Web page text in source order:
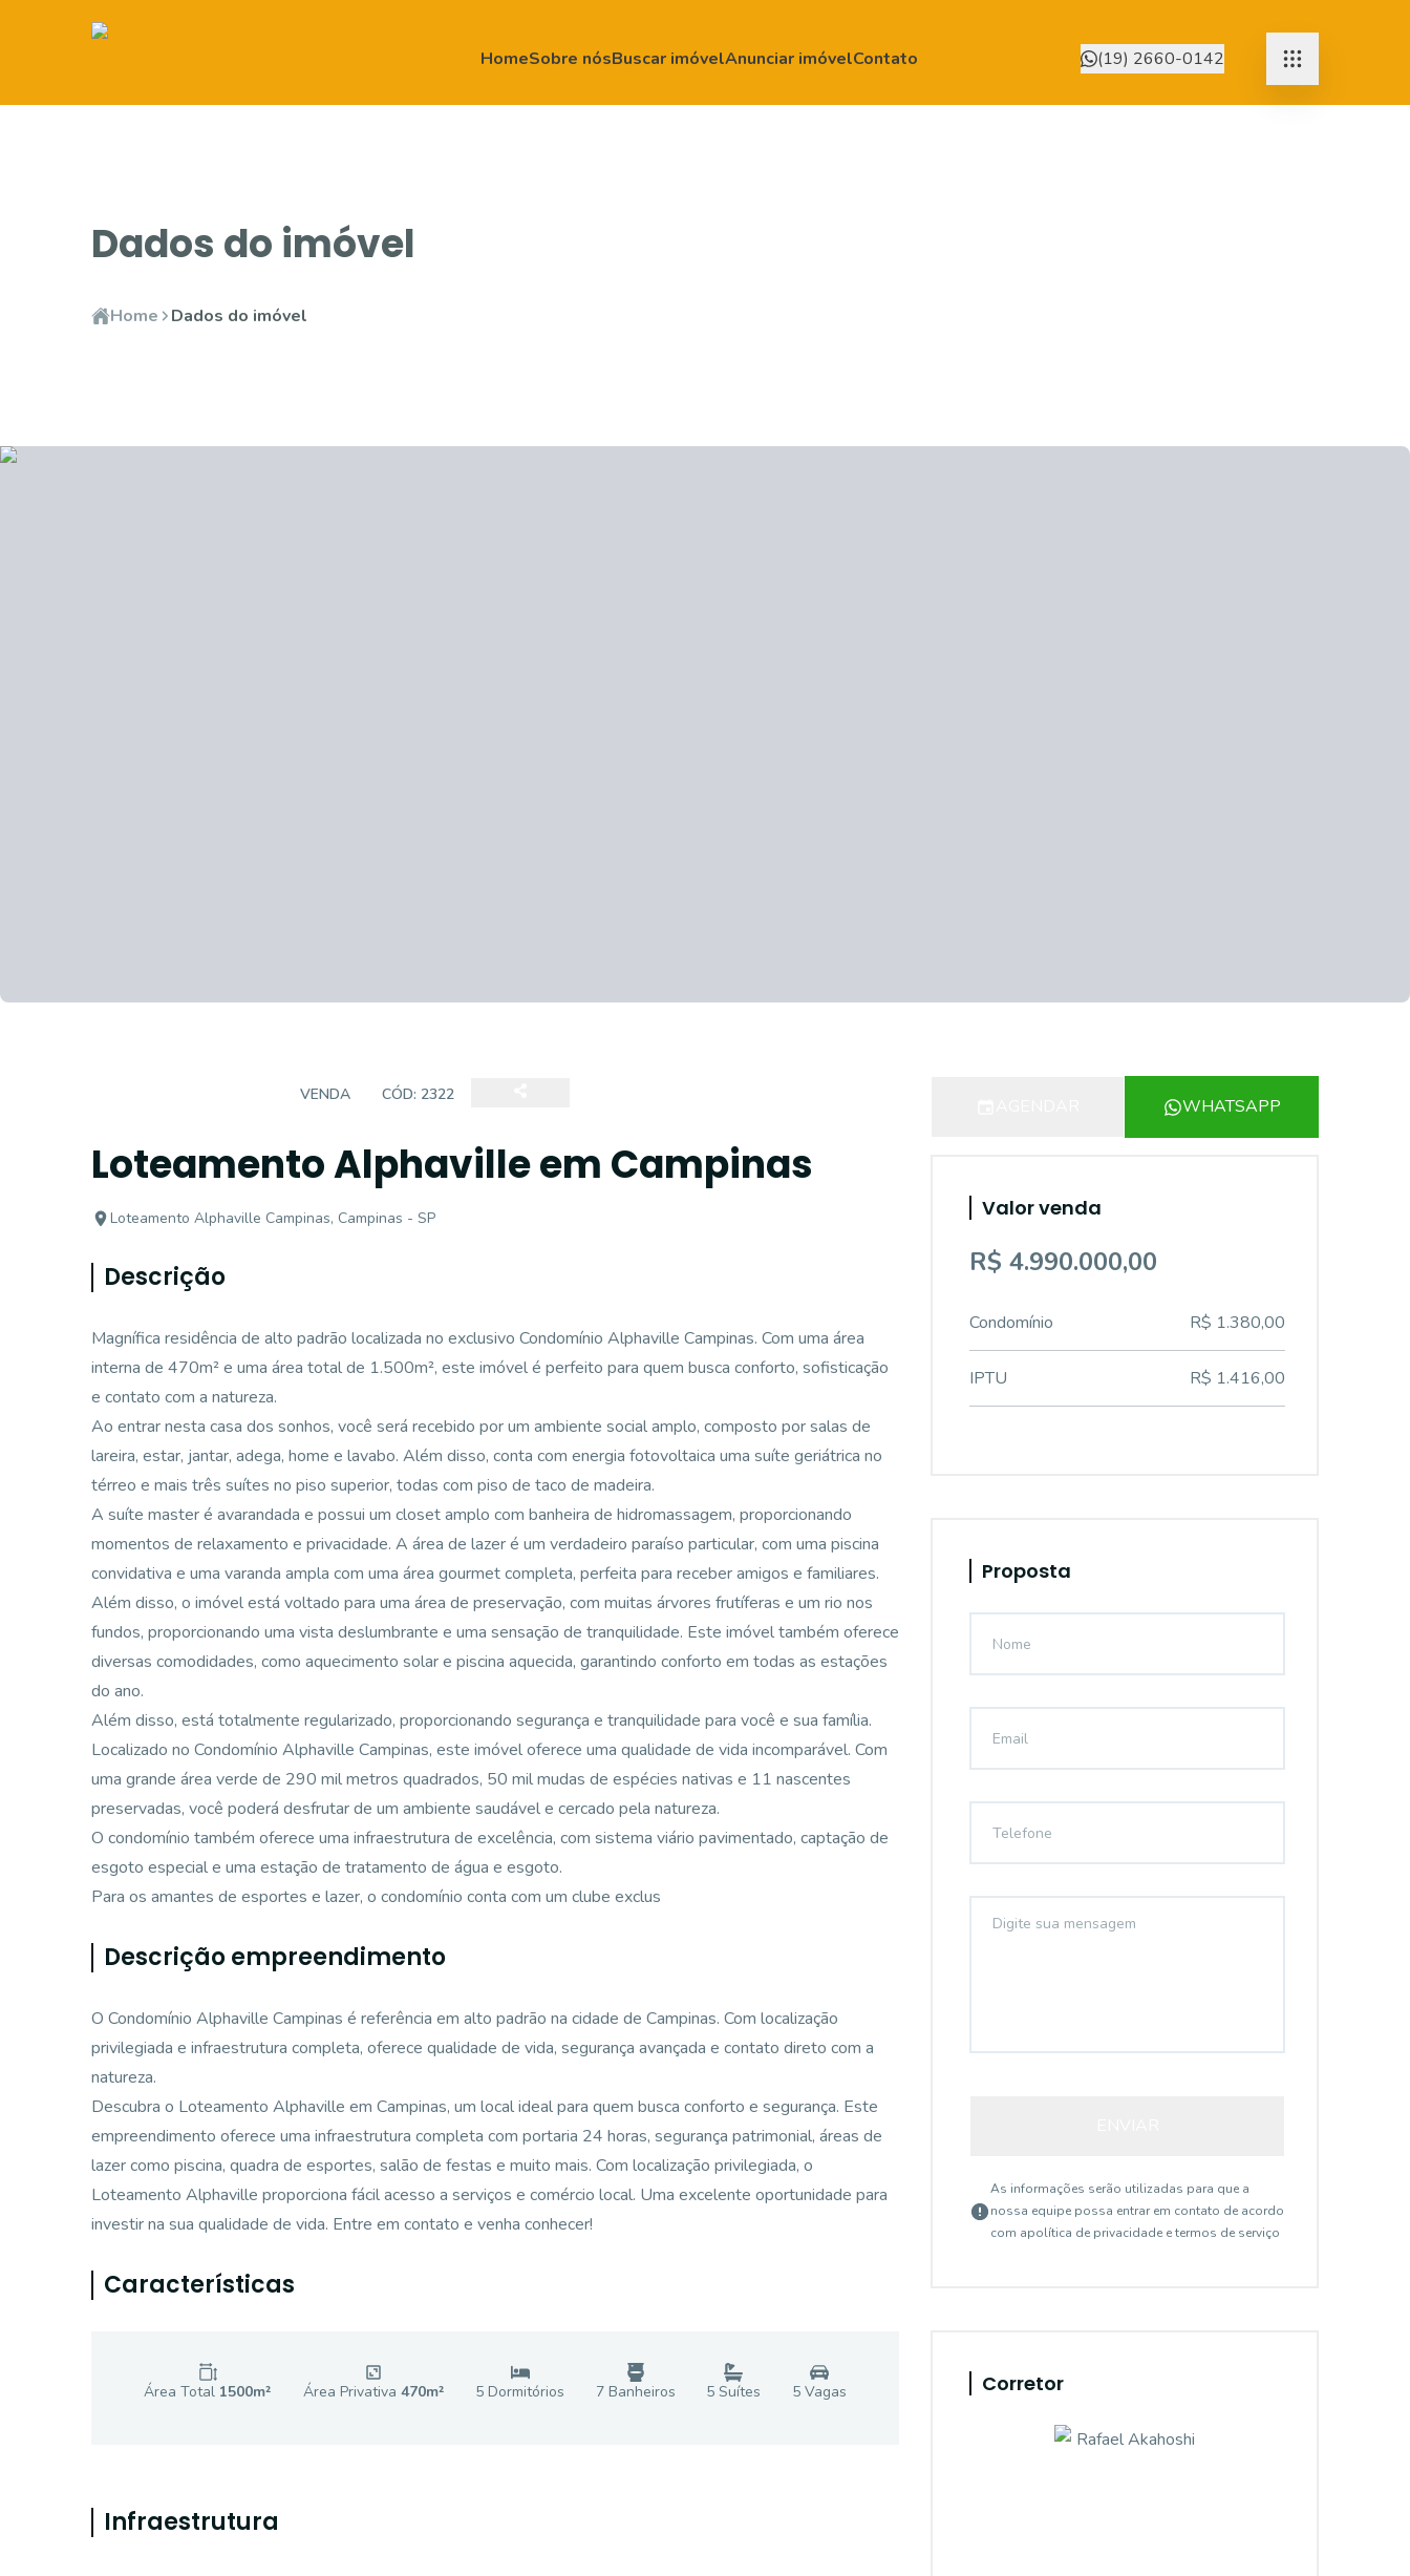
HomeSobre nósBuscar imóvelAnunciar imóvelContato (19) 2660-0142
Dados do imóvel
Home Dados do imóvel
VENDA CÓD: 2322
Loteamento Alphaville em Campinas
Loteamento Alphaville Campinas, Campinas - SP
Descrição
Magnífica residência de alto padrão localizada no exclusivo Condomínio Alphaville Campinas. Com uma área
interna de 470m² e uma área total de 1.500m², este imóvel é perfeito para quem busca conforto, sofisticação
e contato com a natureza.
Ao entrar nesta casa dos sonhos, você será recebido por um ambiente social amplo, composto por salas de
lareira, estar, jantar, adega, home e lavabo. Além disso, conta com energia fotovoltaica uma suíte geriátrica no
térreo e mais três suítes no piso superior, todas com piso de taco de madeira.
A suíte master é avarandada e possui um closet amplo com banheira de hidromassagem, proporcionando
momentos de relaxamento e privacidade. A área de lazer é um verdadeiro paraíso particular, com uma piscina
convidativa e uma varanda ampla com uma área gourmet completa, perfeita para receber amigos e familiares.
Além disso, o imóvel está voltado para uma área de preservação, com muitas árvores frutíferas e um rio nos
fundos, proporcionando uma vista deslumbrante e uma sensação de tranquilidade. Este imóvel também oferece
diversas comodidades, como aquecimento solar e piscina aquecida, garantindo conforto em todas as estações
do ano.
Além disso, está totalmente regularizado, proporcionando segurança e tranquilidade para você e sua família.
Localizado no Condomínio Alphaville Campinas, este imóvel oferece uma qualidade de vida incomparável. Com
uma grande área verde de 290 mil metros quadrados, 50 mil mudas de espécies nativas e 11 nascentes
preservadas, você poderá desfrutar de um ambiente saudável e cercado pela natureza.
O condomínio também oferece uma infraestrutura de excelência, com sistema viário pavimentado, captação de
esgoto especial e uma estação de tratamento de água e esgoto.
Para os amantes de esportes e lazer, o condomínio conta com um clube exclus
Descrição empreendimento
O Condomínio Alphaville Campinas é referência em alto padrão na cidade de Campinas. Com localização
privilegiada e infraestrutura completa, oferece qualidade de vida, segurança avançada e contato direto com a
natureza.
Descubra o Loteamento Alphaville em Campinas, um local ideal para quem busca conforto e segurança. Este
empreendimento oferece uma infraestrutura completa com portaria 24 horas, segurança patrimonial, áreas de
lazer como piscina, quadra de esportes, salão de festas e muito mais. Com localização privilegiada, o
Loteamento Alphaville proporciona fácil acesso a serviços e comércio local. Uma excelente oportunidade para
investir na sua qualidade de vida. Entre em contato e venha conhecer!
Características
Área Total 1500m² Área Privativa 470m² 5 Dormitórios 7Banheiros 5 Suítes 5Vagas
Infraestrutura
WHATSAPP
Valor venda
R$ 4.990.000,00
Condomínio R$ 1.380,00
IPTU R$ 1.416,00
Proposta
As informações serão utilizadas para que a
nossa equipe possa entrar em contato de acordo
com apolítica de privacidade e termos de serviço
Corretor